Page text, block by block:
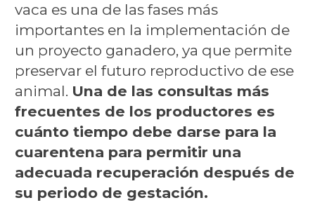
vaca es una de las fases más
importantes en la implementación de
un proyecto ganadero, ya que permite
preservar el futuro reproductivo de ese
animal. Una de las consultas más
frecuentes de los productores es
cuánto tiempo debe darse para la
cuarentena para permitir una
adecuada recuperación después de
su periodo de gestación.